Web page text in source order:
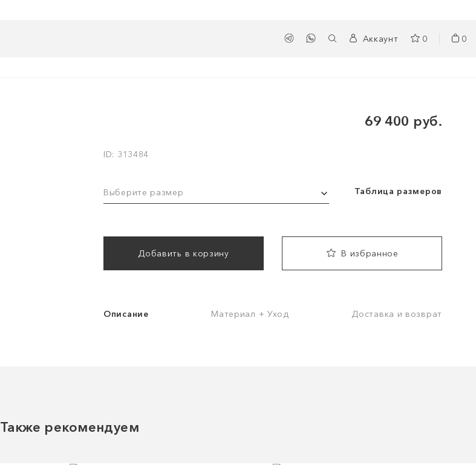
Аккаунт 0 0
69 400 руб.
ID: 313484
Выберите размер Таблица размеров
Добавить в корзину В избранное
Описание Материал + Уход Доставка и возврат
Также рекомендуем